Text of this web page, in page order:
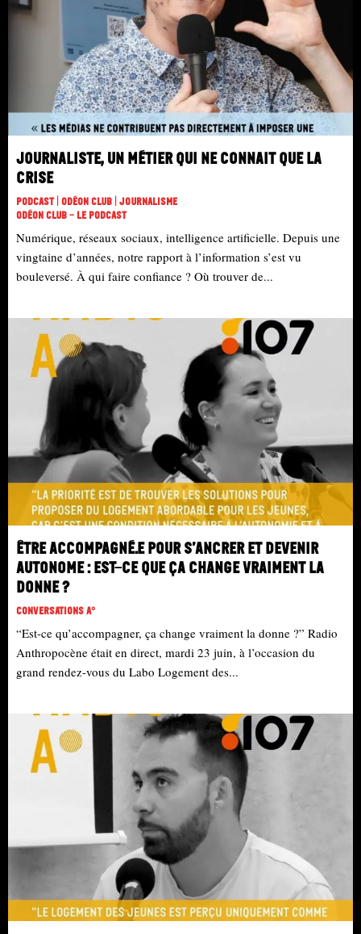
Journaliste, un métier qui ne connait que la
crise
Podcast | Odéon Club | Journalisme
Odéon Club - Le Podcast
Numérique, réseaux sociaux, intelligence artificielle. Depuis une
vingtaine d’années, notre rapport à l’information s’est vu
bouleversé. À qui faire confiance ? Où trouver de...
Être accompagné.e pour s’ancrer et devenir
autonome : est-ce que ça change vraiment la
donne ?
Conversations A°
“Est-ce qu’accompagner, ça change vraiment la donne ?” Radio
Anthropocène était en direct, mardi 23 juin, à l’occasion du
grand rendez-vous du Labo Logement des...